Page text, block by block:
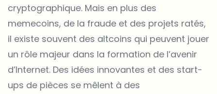
cryptographique. Mais en plus des
memecoins, de la fraude et des projets ratés,
il existe souvent des altcoins qui peuvent jouer
un rôle majeur dans la formation de l’avenir
d’Internet. Des idées innovantes et des start-
ups de pièces se mêlent à des